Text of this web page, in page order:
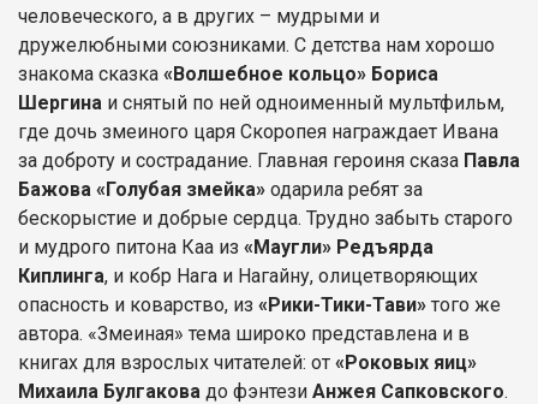
человеческого, а в других – мудрыми и
дружелюбными союзниками. С детства нам хорошо
знакома сказка «Волшебное кольцо» Бориса
Шергина и снятый по ней одноименный мультфильм,
где дочь змеиного царя Скоропея награждает Ивана
за доброту и сострадание. Главная героиня сказа Павла
Бажова «Голубая змейка» одарила ребят за
бескорыстие и добрые сердца. Трудно забыть старого
и мудрого питона Каа из «Маугли» Редъярда
Киплинга, и кобр Нага и Нагайну, олицетворяющих
опасность и коварство, из «Рики-Тики-Тави» того же
автора. «Змеиная» тема широко представлена и в
книгах для взрослых читателей: от «Роковых яиц»
Михаила Булгакова до фэнтези Анжея Сапковского.